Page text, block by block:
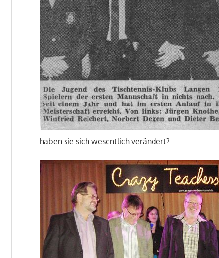
haben sie sich wesentlich verändert?